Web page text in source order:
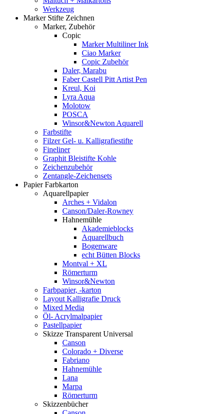
Werkzeug
Marker Stifte Zeichnen
Marker, Zubehör
Copic
Marker Multiliner Ink
Ciao Marker
Copic Zubehör
Daler, Marabu
Faber Castell Pitt Artist Pen
Kreul, Koi
Lyra Aqua
Molotow
POSCA
Winsor&Newton Aquarell
Farbstifte
Filzer Gel- u. Kalligrafiestifte
Fineliner
Graphit Bleistifte Kohle
Zeichenzubehör
Zentangle-Zeichensets
Papier Farbkarton
Aquarellpapier
Arches + Vidalon
Canson/Daler-Rowney
Hahnemühle
Akademieblocks
Aquarellbuch
Bogenware
echt Bütten Blocks
Montval + XL
Römerturm
Winsor&Newton
Farbpapier, -karton
Layout Kalligrafie Druck
Mixed Media
Öl- Acrylmalpapier
Pastellpapier
Skizze Transparent Universal
Canson
Colorado + Diverse
Fabriano
Hahnemühle
Lana
Marpa
Römerturm
Skizzenbücher